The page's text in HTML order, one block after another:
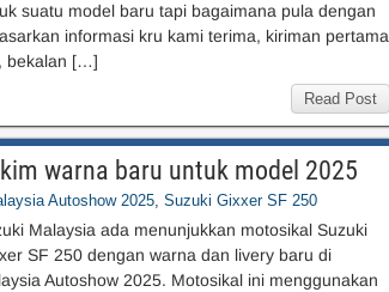
suatu model baru tapi bagaimana pula dengan
informasi kru kami terima, kiriman pertama
bekalan […]
Read Post
warna baru untuk model 2025
Autoshow 2025, Suzuki Gixxer SF 250
Malaysia ada menunjukkan motosikal Suzuki
SF 250 dengan warna dan livery baru di
Autoshow 2025. Motosikal ini menggunakan